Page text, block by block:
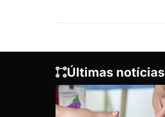
Últimas notícias